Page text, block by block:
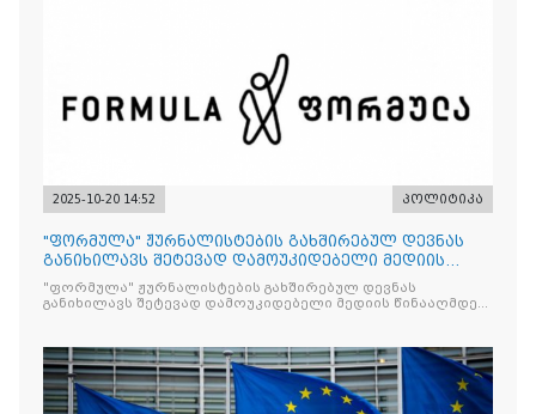
2025-10-20 14:52 პოლიტიკა
"ფორმულა" ჟურნალისტების გახშირებულ დევნას
განიხილავს შეტევად დამოუკიდებელი მედიის
წინააღმდ
"ფორმულა" ჟურნალისტების გახშირებულ დევნას
განიხილავს შეტევად დამოუკიდებელი მედიის წინააღმდეგ,